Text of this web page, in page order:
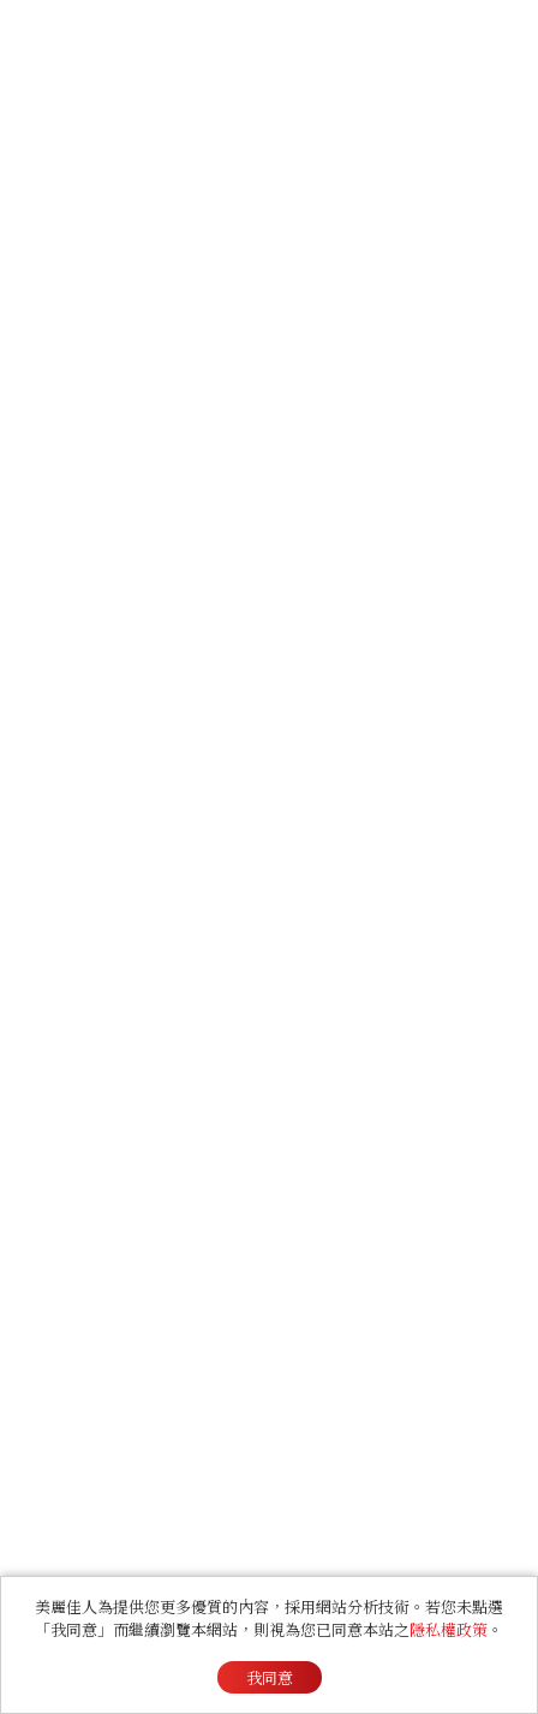
美麗佳人為提供您更多優質的內容，採用網站分析技術。若您未點選
「我同意」而繼續瀏覽本網站，則視為您已同意本站之隱私權政策 。
我同意